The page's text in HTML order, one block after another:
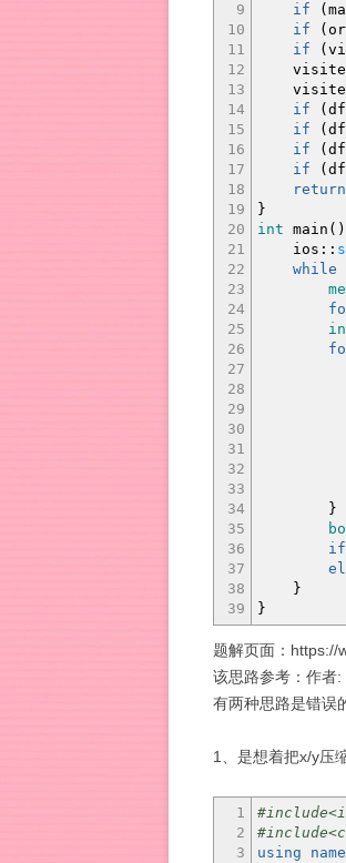
9
10
11
12
13
14
15
16
17
18
19
20
21
22
23
24
25
26
27
28
29
30
31
32
33
34
35
36
37
38
39
if
(
if
(
if
(
if
(
if
(
if
(
if
(
return
}
int main ( )
ios ::
while
}
if
}
}
题解页面：https://
该思路参考：作者
有两种思路是错误
1、是想着把x/y压
1
2
3
using